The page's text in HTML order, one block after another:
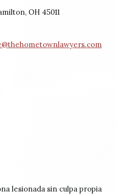
OH 45011
lesionada sin culpa propia